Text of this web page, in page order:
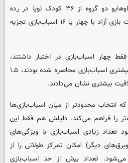
متخصصان دانشگاه تولدو در اوهایو دو گروه از ۳۶ کودک نوپا در رده
سنی ۱۸ تا ۳۰ ماه را در جلسات بازی آزاد با چهار یا ۱۶ اسباب‌بازی تجزیه
چهار اسباب‌بازی در اختیار داشتند،
نسبت به آن‌هایی که با تعداد بیشتری اسباب‌بازی محاصره شده بودند، ۱.۵
بیشتری نشان می‌دادند.
انتخاب محدودتر از میان اسباب‌بازی‌ها
را فراهم می‌کند. دلیلش هم فقط این
زیادی اسباب‌بازی با ویژگی‌های
دیگر) امکان تمرکز طولانی را از
تعداد بیش از حد اسباب‌بازی